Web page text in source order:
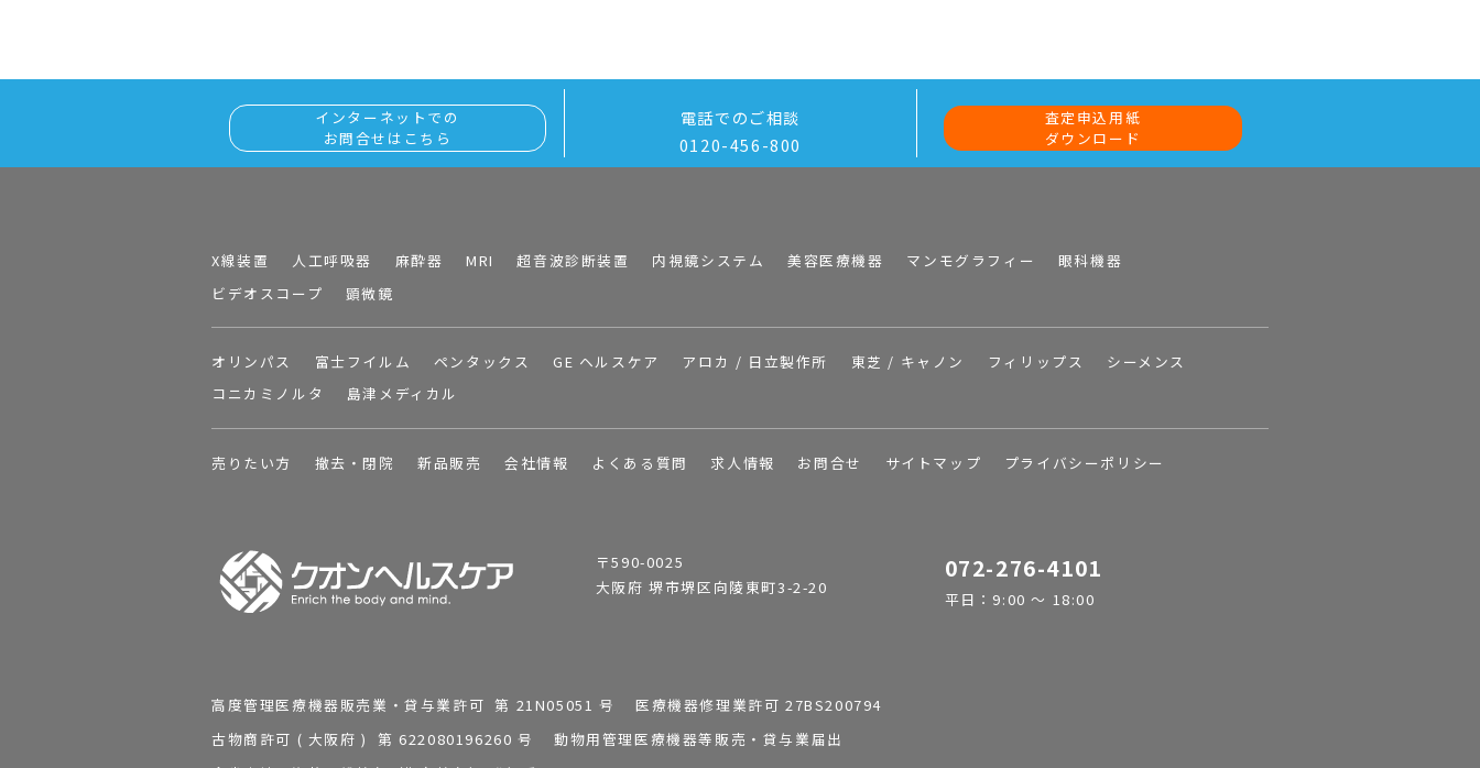
インターネットでの
お問合せはこちら
電話でのご相談
0120-456-800
査定申込用紙
ダウンロード
X線装置 人工呼吸器 麻酔器 MRI 超音波診断装置 内視鏡システム 美容医療機器 マンモグラフィー
眼科機器
ビデオスコープ
顕微鏡
オリンパス 富士フイルム ペンタックス GE ヘルスケア アロカ / 日立製作所 東芝 / キャノン フィリップス
シーメンス
コニカミノルタ
島津メディカル
売りたい方 撤去・閉院 新品販売 会社情報 よくある質問 求人情報 お問合せ サイトマップ プライバシーポリシー
〒590-0025
大阪府 堺市堺区向陵東町3-2-20
072-276-4101
平日：9:00 ～ 18:00
高度管理医療機器販売業・貸与業許可 第 21N05051 号 医療機器修理業許可 27BS200794
古物商許可 ( 大阪府 ) 第 622080196260 号 動物用管理医療機器等販売・貸与業届出